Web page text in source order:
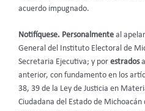
acuerdo impugnado.
Notifíquese. Personalmente al
General del Instituto Electoral de
Secretaria Ejecutiva; y por estrados
anterior, con fundamento en los
38, 39 de la Ley de Justicia en
Ciudadana del Estado de